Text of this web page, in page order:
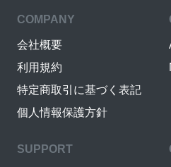
COMPANY
会社概要
利用規約
特定商取引に基づく表記
個人情報保護方針
SUPPORT